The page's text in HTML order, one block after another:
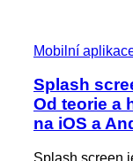
Mobilní
Splash
Od teorie a
na iOS a
Splash screen